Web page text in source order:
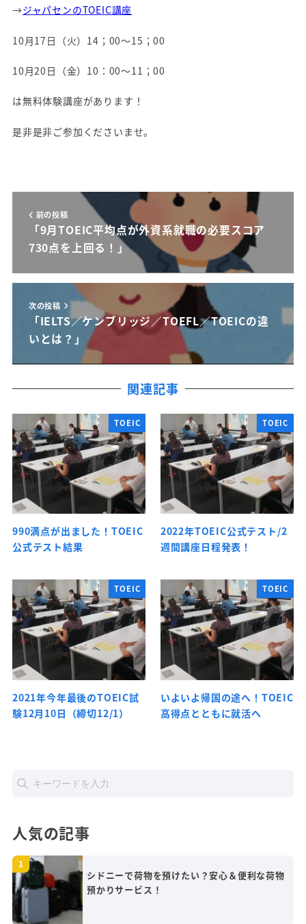
→ジャパセンのTOEIC講座
10月17日（火）14；00～15；00
10月20日（金）10：00～11；00
は無料体験講座があります！
是非是非ご参加くださいませ。
前の投稿
「9月TOEIC平均点が外資系就職の必要スコア
730点を上回る！」
次の投稿
「IELTS／ケンブリッジ／TOEFL／TOEICの違
いとは？」
関連記事
TOEIC
990満点が出ました！TOEIC
公式テスト結果
TOEIC
2022年TOEIC公式テスト/2
週間講座日程発表！
TOEIC
2021年今年最後のTOEIC試
験12月10日（締切12/1）
TOEIC
いよいよ帰国の途へ！TOEIC
高得点とともに就活へ
人気の記事
シドニーで荷物を預けたい？安心＆便利な荷物
預かりサービス！